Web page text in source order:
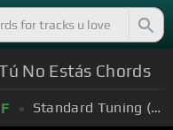
No Estás Chords
F Standard Tuning (EADGBE)